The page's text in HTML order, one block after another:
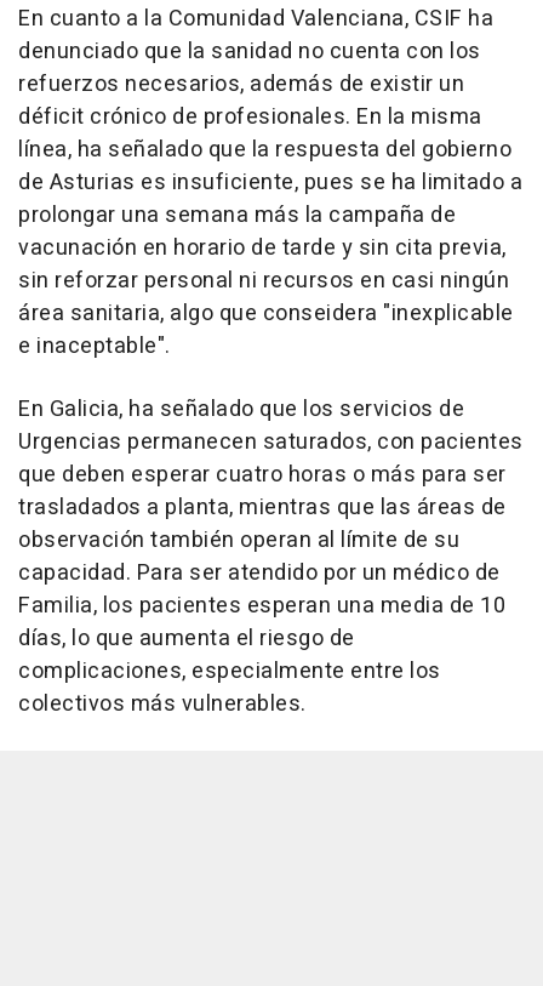
En cuanto a la Comunidad Valenciana, CSIF ha
denunciado que la sanidad no cuenta con los
refuerzos necesarios, además de existir un
déficit crónico de profesionales. En la misma
línea, ha señalado que la respuesta del gobierno
de Asturias es insuficiente, pues se ha limitado a
prolongar una semana más la campaña de
vacunación en horario de tarde y sin cita previa,
sin reforzar personal ni recursos en casi ningún
área sanitaria, algo que conseidera "inexplicable
e inaceptable".
En Galicia, ha señalado que los servicios de
Urgencias permanecen saturados, con pacientes
que deben esperar cuatro horas o más para ser
trasladados a planta, mientras que las áreas de
observación también operan al límite de su
capacidad. Para ser atendido por un médico de
Familia, los pacientes esperan una media de 10
días, lo que aumenta el riesgo de
complicaciones, especialmente entre los
colectivos más vulnerables.